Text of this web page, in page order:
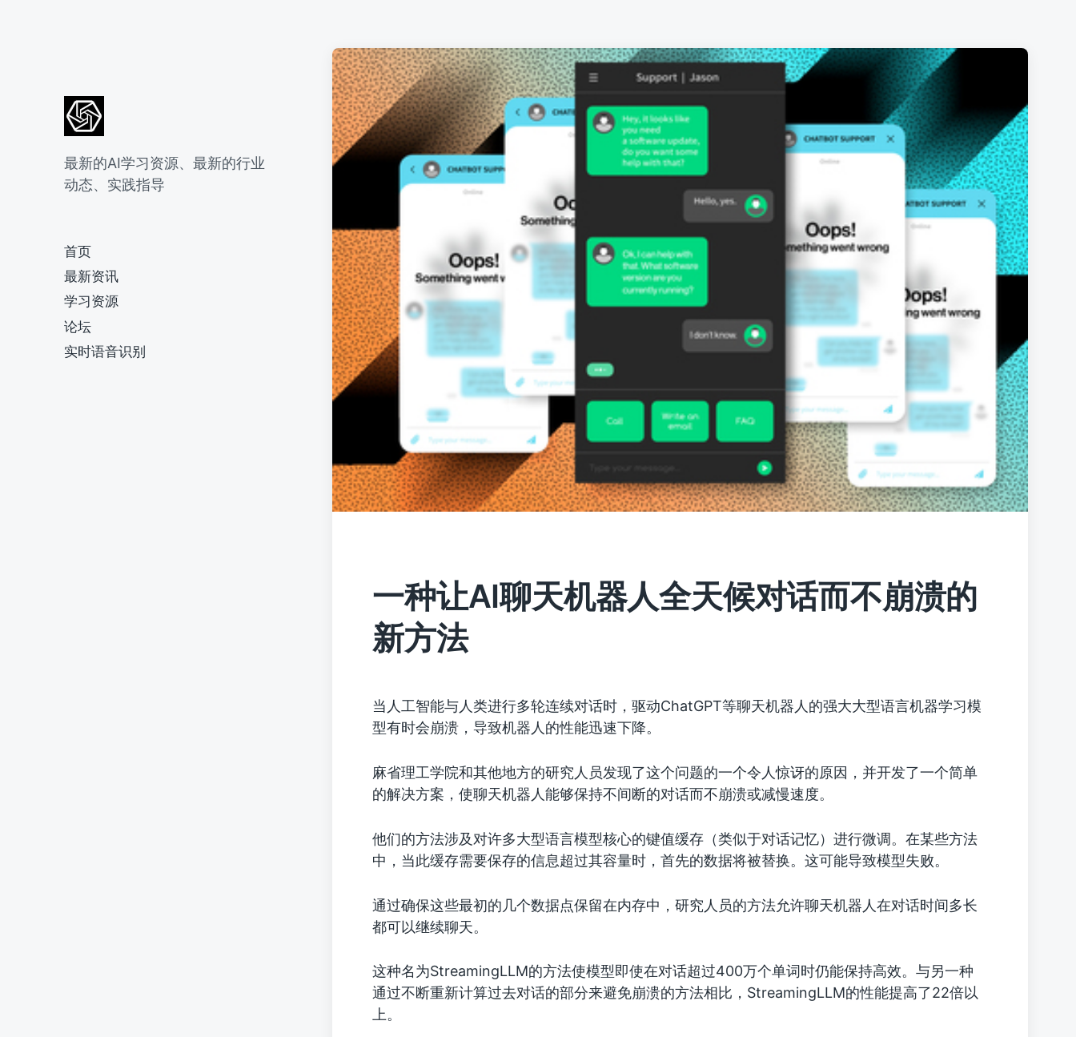
最新的AI学习资源、最新的行业
动态、实践指导
首页
最新资讯
学习资源
论坛
实时语音识别
一种让AI聊天机器人全天候对话而不崩溃的
新方法
当人工智能与人类进行多轮连续对话时，驱动ChatGPT等聊天机器人的强大大型语言机器学习模
型有时会崩溃，导致机器人的性能迅速下降。
麻省理工学院和其他地方的研究人员发现了这个问题的一个令人惊讶的原因，并开发了一个简单
的解决方案，使聊天机器人能够保持不间断的对话而不崩溃或减慢速度。
他们的方法涉及对许多大型语言模型核心的键值缓存（类似于对话记忆）进行微调。在某些方法
中，当此缓存需要保存的信息超过其容量时，首先的数据将被替换。这可能导致模型失败。
通过确保这些最初的几个数据点保留在内存中，研究人员的方法允许聊天机器人在对话时间多长
都可以继续聊天。
这种名为StreamingLLM的方法使模型即使在对话超过400万个单词时仍能保持高效。与另一种
通过不断重新计算过去对话的部分来避免崩溃的方法相比，StreamingLLM的性能提高了22倍以
上。